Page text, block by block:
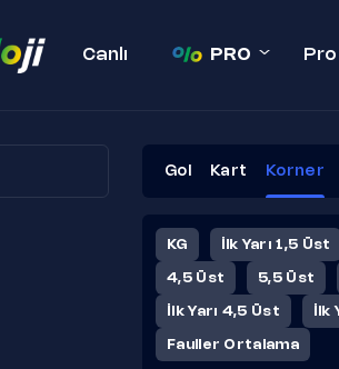
Canlı PRO
Gol Kart Korner
KG İlk Yarı 1,5 Üst
4,5 Üst 5,5 Üst
İlk Yarı 4,5 Üst İlk
Fauller Ortalama